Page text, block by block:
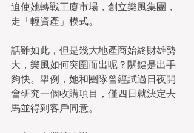
迫使她轉戰工廈市場，創立樂風集團，
走「輕資產」模式。
話雖如此，但是幾大地產商始終財雄勢
大，樂風如何突圍而出呢？關鍵是出手
夠快。舉例，她和團隊曾經試過日夜開
會研究一個收購項目，僅四日就決定去
馬並得到客戶同意。